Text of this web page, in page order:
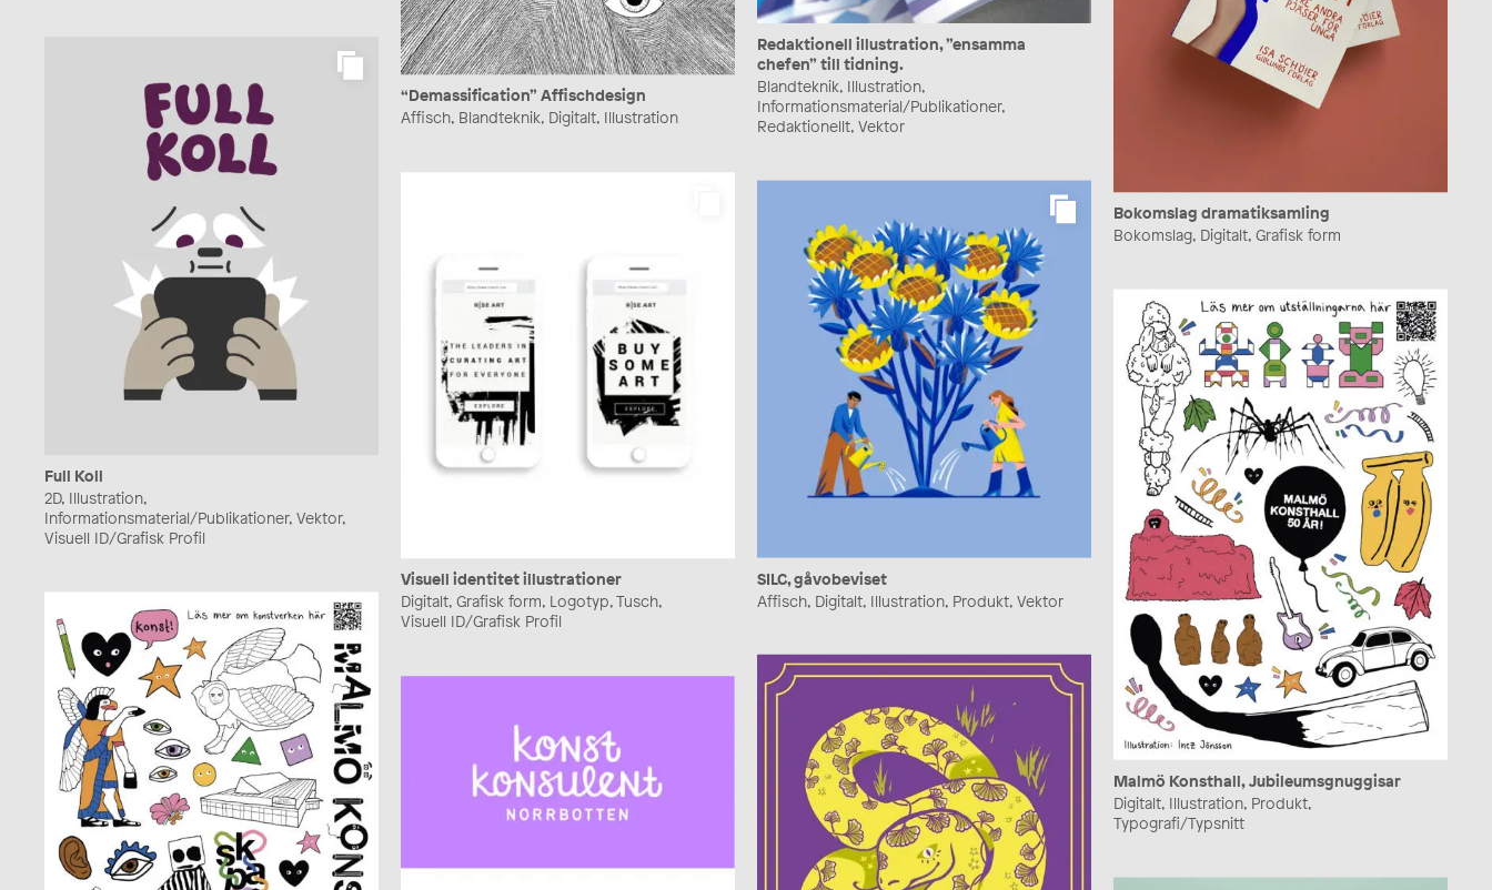
Redaktionell illustration, ”ensamma
chefen” till tidning.
Blandteknik, Illustration,
Informationsmaterial/Publikationer,
Redaktionellt, Vektor
“Demassification” Affischdesign
Affisch, Blandteknik, Digitalt, Illustration
Bokomslag dramatiksamling
Bokomslag, Digitalt, Grafisk form
Full Koll
2D, Illustration,
Informationsmaterial/Publikationer, Vektor,
Visuell ID/Grafisk Profil
Visuell identitet illustrationer
Digitalt, Grafisk form, Logotyp, Tusch,
Visuell ID/Grafisk Profil
SILC, gåvobeviset
Affisch, Digitalt, Illustration, Produkt, Vektor
Malmö Konsthall, Jubileumsgnuggisar
Digitalt, Illustration, Produkt,
Typografi/Typsnitt